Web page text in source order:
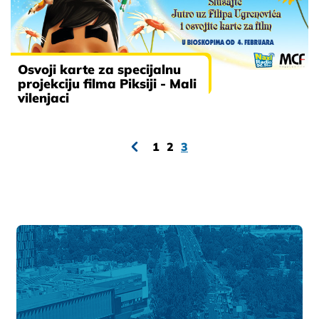
Osvoji karte za specijalnu
projekciju filma Piksiji - Mali
vilenjaci
1 2 3